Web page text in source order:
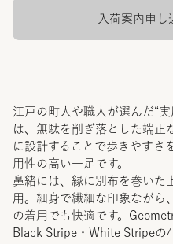
入荷案内申し
江戸の町人や職人が選んだ“
は、無駄を削ぎ落とした端正
に設計することで歩きやすさ
用性の高い一足です。
鼻緒には、縁に別布を巻いた
用。細身で繊細な印象ながら
の着用でも快適です。
Black Stripe・White Stripeの